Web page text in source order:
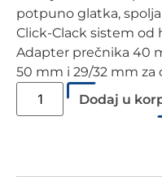
potpuno glatka,
Click-Clack sistem
Adapter prečnika 40
50 mm i 29/32 mm za
Dodaj u